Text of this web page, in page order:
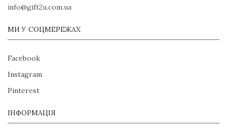
info@gift2u.com.ua
МИ У СОЦМЕРЕЖАХ
Facebook
Instagram
Pinterest
ІНФОРМАЦІЯ